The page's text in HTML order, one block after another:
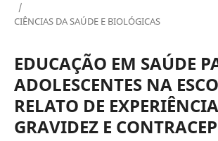
/
CIÊNCIAS DA SAÚDE E BIOLÓGICAS
EDUCAÇÃO EM SAÚDE
ADOLESCENTES NA
RELATO DE
GRAVIDEZ E